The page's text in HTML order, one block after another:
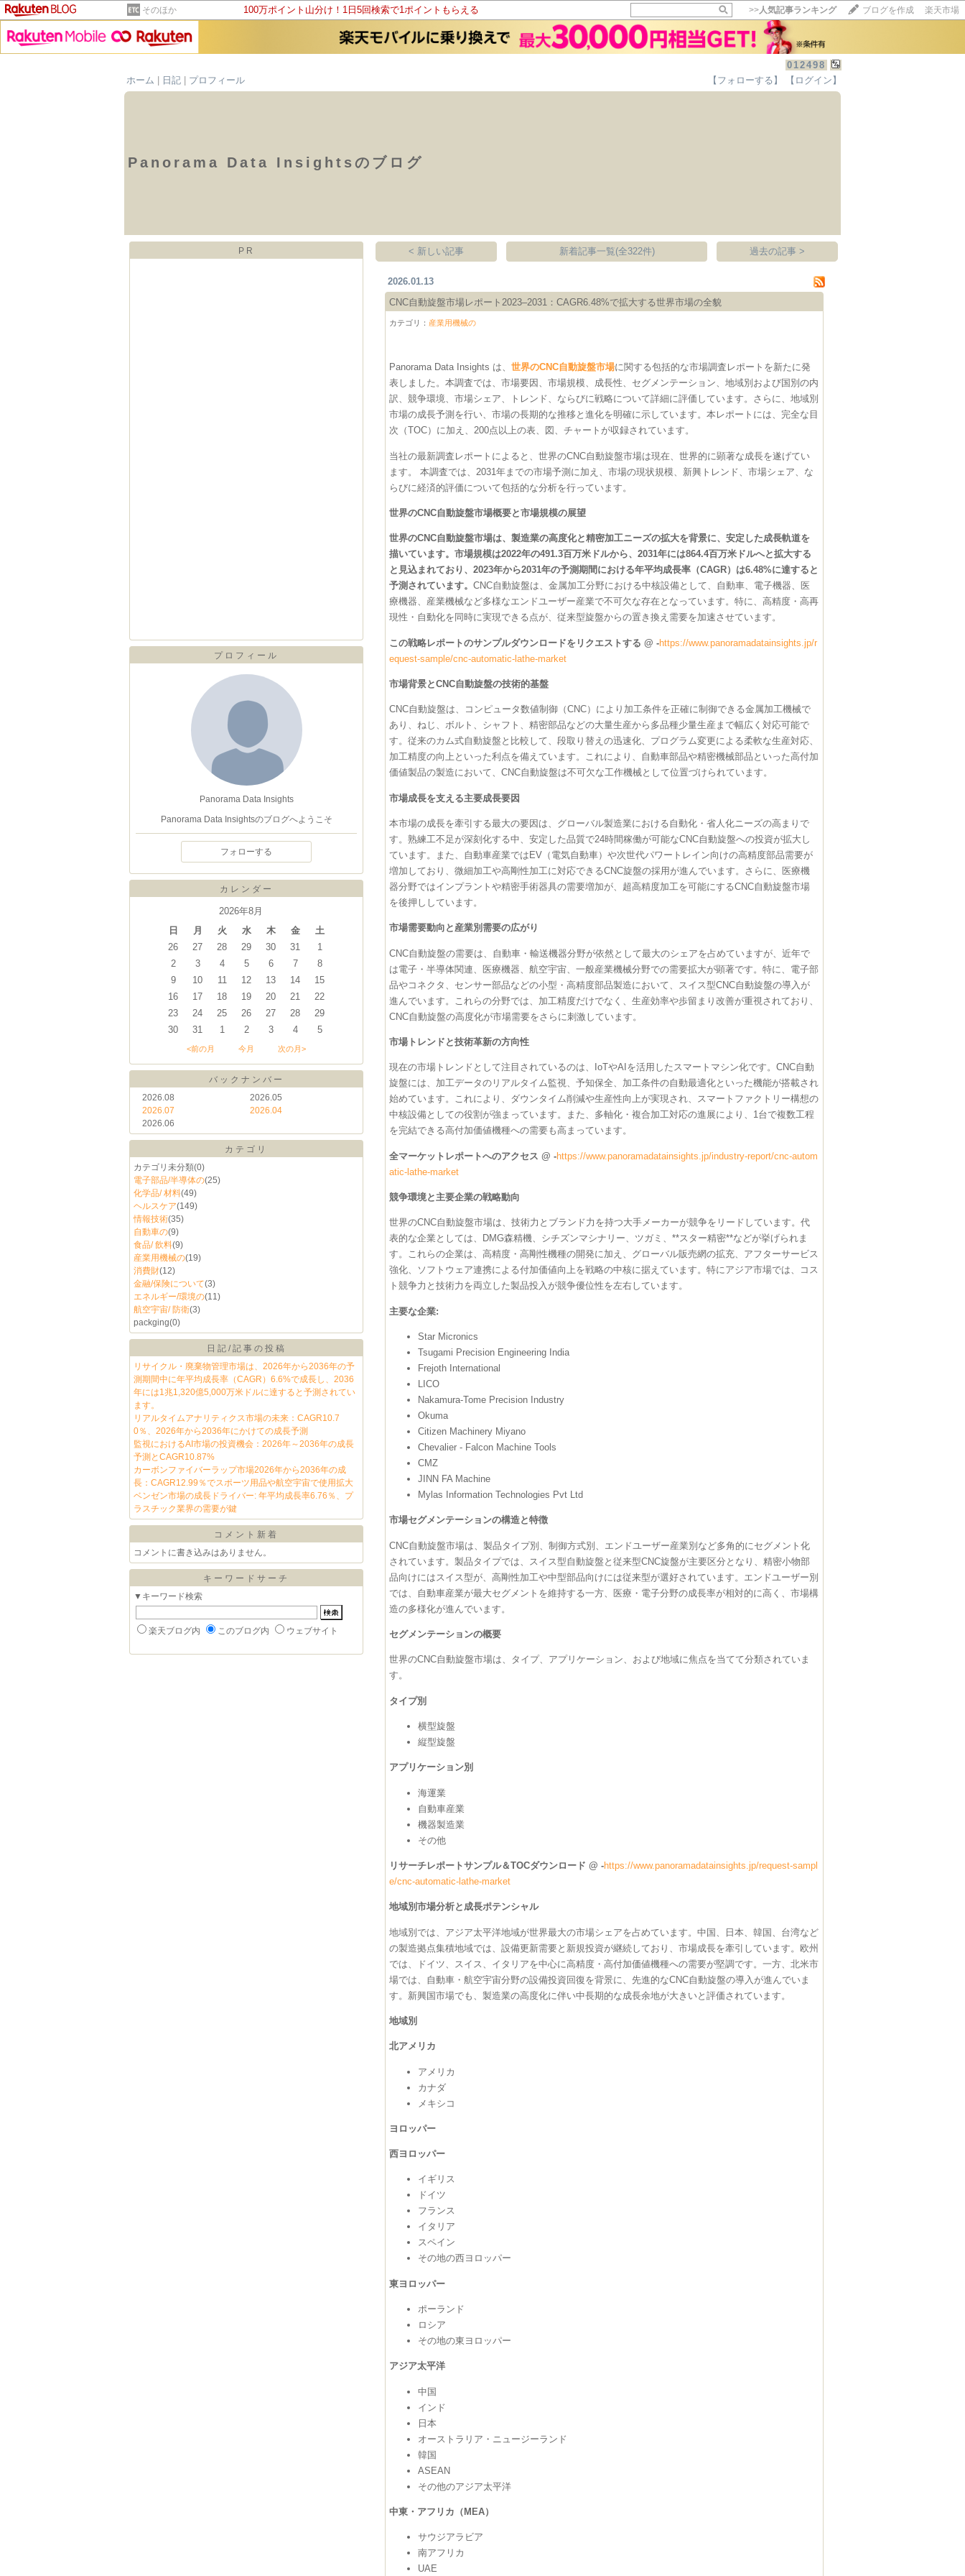
そのほか 100万ポイント山分け！1日5回検索で1ポイントもらえる >>人気記事ランキング ブログを作成 楽天市場
012498
ホーム
日記 プロフィール 【フォローする】 【ログイン】
Panorama Data Insightsのブログ
PR
プロフィール
Panorama Data Insights
Panorama Data Insightsのブログへようこそ
フォローする
カレンダー
2026年8月
日
月 火 水 木 金
土
26
27 28 29 30 31
1
2
3 4 5 6 7
8
9
10 11 12 13 14
15
16
17 18 19 20 21
22
23
24 25 26 27 28
29
30
31 1 2 3 4 5
<前の月 今月 次の月>
バックナンバー
2026.08
2026.07
2026.06
2026.05
2026.04
カテゴリ
カテゴリ未分類(0)
電子部品/半導体の(25)
化学品/ 材料(49)
ヘルスケア(149)
情報技術(35)
自動車の(9)
食品/ 飲料(9)
産業用機械の(19)
消費財(12)
金融/保険について(3)
エネルギー/環境の(11)
航空宇宙/ 防衛(3)
packging(0)
日記/記事の投稿
リサイクル・廃棄物管理市場は、2026年から2036年の予
測期間中に年平均成長率（CAGR）6.6%で成長し、2036
年には1兆1,320億5,000万米ドルに達すると予測されてい
ます。
リアルタイムアナリティクス市場の未来：CAGR10.7
0％、2026年から2036年にかけての成長予測
監視におけるAI市場の投資機会：2026年～2036年の成長
予測とCAGR10.87%
カーボンファイバーラップ市場2026年から2036年の成
長：CAGR12.99％でスポーツ用品や航空宇宙で使用拡大
ベンゼン市場の成長ドライバー: 年平均成長率6.76％、プ
ラスチック業界の需要が鍵
コメント新着
コメントに書き込みはありません。
キーワードサーチ
▼キーワード検索
楽天ブログ内 このブログ内 ウェブサイト
< 新しい記事 新着記事一覧(全322件) 過去の記事 >
2026.01.13
CNC自動旋盤市場レポート2023–2031：CAGR6.48%で拡大する世界市場の全貌
カテゴリ： 産業用機械の
Panorama Data Insights は、世界のCNC自動旋盤市場に関する包括的な市場調査レポートを新たに発
表しました。本調査では、市場要因、市場規模、成長性、セグメンテーション、地域別および国別の内
訳、競争環境、市場シェア、トレンド、ならびに戦略について詳細に評価しています。さらに、地域別
市場の成長予測を行い、市場の長期的な推移と進化を明確に示しています。本レポートには、完全な目
次（TOC）に加え、200点以上の表、図、チャートが収録されています。
当社の最新調査レポートによると、世界のCNC自動旋盤市場は現在、世界的に顕著な成長を遂げてい
ます。 本調査では、2031年までの市場予測に加え、市場の現状規模、新興トレンド、市場シェア、な
らびに経済的評価について包括的な分析を行っています。
世界のCNC自動旋盤市場概要と市場規模の展望
世界のCNC自動旋盤市場は、製造業の高度化と精密加工ニーズの拡大を背景に、安定した成長軌道を
描いています。市場規模は2022年の491.3百万米ドルから、2031年には864.4百万米ドルへと拡大する
と見込まれており、2023年から2031年の予測期間における年平均成長率（CAGR）は6.48%に達すると
予測されています。CNC自動旋盤は、金属加工分野における中核設備として、自動車、電子機器、医
療機器、産業機械など多様なエンドユーザー産業で不可欠な存在となっています。特に、高精度・高再
現性・自動化を同時に実現できる点が、従来型旋盤からの置き換え需要を加速させています。
この戦略レポートのサンプルダウンロードをリクエストする @ -https://www.panoramadatainsights.jp/r
equest-sample/cnc-automatic-lathe-market
市場背景とCNC自動旋盤の技術的基盤
CNC自動旋盤は、コンピュータ数値制御（CNC）により加工条件を正確に制御できる金属加工機械で
あり、ねじ、ボルト、シャフト、精密部品などの大量生産から多品種少量生産まで幅広く対応可能で
す。従来のカム式自動旋盤と比較して、段取り替えの迅速化、プログラム変更による柔軟な生産対応、
加工精度の向上といった利点を備えています。これにより、自動車部品や精密機械部品といった高付加
価値製品の製造において、CNC自動旋盤は不可欠な工作機械として位置づけられています。
市場成長を支える主要成長要因
本市場の成長を牽引する最大の要因は、グローバル製造業における自動化・省人化ニーズの高まりで
す。熟練工不足が深刻化する中、安定した品質で24時間稼働が可能なCNC自動旋盤への投資が拡大し
ています。また、自動車産業ではEV（電気自動車）や次世代パワートレイン向けの高精度部品需要が
増加しており、微細加工や高剛性加工に対応できるCNC旋盤の採用が進んでいます。さらに、医療機
器分野ではインプラントや精密手術器具の需要増加が、超高精度加工を可能にするCNC自動旋盤市場
を後押ししています。
市場需要動向と産業別需要の広がり
CNC自動旋盤の需要は、自動車・輸送機器分野が依然として最大のシェアを占めていますが、近年で
は電子・半導体関連、医療機器、航空宇宙、一般産業機械分野での需要拡大が顕著です。特に、電子部
品やコネクタ、センサー部品などの小型・高精度部品製造において、スイス型CNC自動旋盤の導入が
進んでいます。これらの分野では、加工精度だけでなく、生産効率や歩留まり改善が重視されており、
CNC自動旋盤の高度化が市場需要をさらに刺激しています。
市場トレンドと技術革新の方向性
現在の市場トレンドとして注目されているのは、IoTやAIを活用したスマートマシン化です。CNC自動
旋盤には、加工データのリアルタイム監視、予知保全、加工条件の自動最適化といった機能が搭載され
始めています。これにより、ダウンタイム削減や生産性向上が実現され、スマートファクトリー構想の
中核設備としての役割が強まっています。また、多軸化・複合加工対応の進展により、1台で複数工程
を完結できる高付加価値機種への需要も高まっています。
全マーケットレポートへのアクセス @ -https://www.panoramadatainsights.jp/industry-report/cnc-autom
atic-lathe-market
競争環境と主要企業の戦略動向
世界のCNC自動旋盤市場は、技術力とブランド力を持つ大手メーカーが競争をリードしています。代
表的な企業としては、DMG森精機、シチズンマシナリー、ツガミ、**スター精密**などが挙げられま
す。これらの企業は、高精度・高剛性機種の開発に加え、グローバル販売網の拡充、アフターサービス
強化、ソフトウェア連携による付加価値向上を戦略の中核に据えています。特にアジア市場では、コス
ト競争力と技術力を両立した製品投入が競争優位性を左右しています。
主要な企業:
Star Micronics
Tsugami Precision Engineering India
Frejoth International
LICO
Nakamura-Tome Precision Industry
Okuma
Citizen Machinery Miyano
Chevalier - Falcon Machine Tools
CMZ
JINN FA Machine
Mylas Information Technologies Pvt Ltd
市場セグメンテーションの構造と特徴
CNC自動旋盤市場は、製品タイプ別、制御方式別、エンドユーザー産業別など多角的にセグメント化
されています。製品タイプでは、スイス型自動旋盤と従来型CNC旋盤が主要区分となり、精密小物部
品向けにはスイス型が、高剛性加工や中型部品向けには従来型が選好されています。エンドユーザー別
では、自動車産業が最大セグメントを維持する一方、医療・電子分野の成長率が相対的に高く、市場構
造の多様化が進んでいます。
セグメンテーションの概要
世界のCNC自動旋盤市場は、タイプ、アプリケーション、および地域に焦点を当てて分類されていま
す。
タイプ別
横型旋盤
縦型旋盤
アプリケーション別
海運業
自動車産業
機器製造業
その他
リサーチレポートサンプル＆TOCダウンロード @ -https://www.panoramadatainsights.jp/request-sampl
e/cnc-automatic-lathe-market
地域別市場分析と成長ポテンシャル
地域別では、アジア太平洋地域が世界最大の市場シェアを占めています。中国、日本、韓国、台湾など
の製造拠点集積地域では、設備更新需要と新規投資が継続しており、市場成長を牽引しています。欧州
では、ドイツ、スイス、イタリアを中心に高精度・高付加価値機種への需要が堅調です。一方、北米市
場では、自動車・航空宇宙分野の設備投資回復を背景に、先進的なCNC自動旋盤の導入が進んでいま
す。新興国市場でも、製造業の高度化に伴い中長期的な成長余地が大きいと評価されています。
地域別
北アメリカ
アメリカ
カナダ
メキシコ
ヨロッパー
西ヨロッパー
イギリス
ドイツ
フランス
イタリア
スペイン
その地の西ヨロッパー
東ヨロッパー
ポーランド
ロシア
その地の東ヨロッパー
アジア太平洋
中国
インド
日本
オーストラリア・ニュージーランド
韓国
ASEAN
その他のアジア太平洋
中東・アフリカ（MEA）
サウジアラビア
南アフリカ
UAE